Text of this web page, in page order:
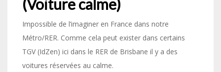
(Voiture calme)
Impossible de l’imaginer en France dans notre
Métro/RER. Comme cela peut exister dans certains
TGV (IdZen) ici dans le RER de Brisbane il y a des
voitures réservées au calme.